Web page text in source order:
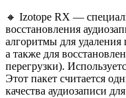
🔸 Izotope RX —
восстановления
алгоритмы для удаления
а также для
перегрузки).
Этот пакет считается
качества аудиозаписи